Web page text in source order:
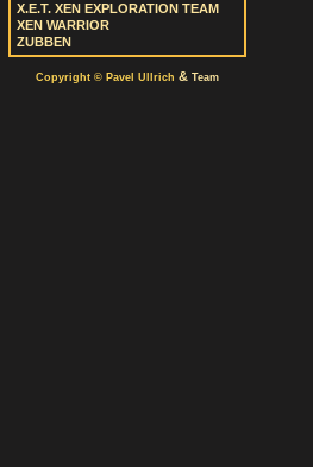
X.E.T. XEN EXPLORATION TEAM
XEN WARRIOR
ZUBBEN
Copyright © Pavel Ullrich & Team